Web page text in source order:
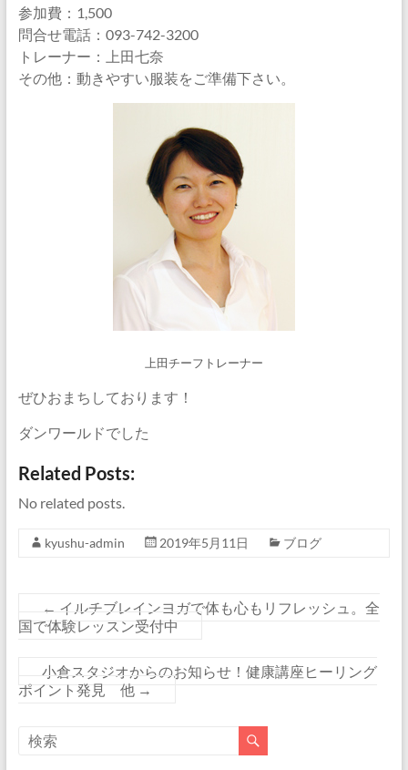
参加費：1,500
問合せ電話：093-742-3200
トレーナー：上田七奈
その他：動きやすい服装をご準備下さい。
上田チーフトレーナー
ぜひおまちしております！
ダンワールドでした
Related Posts:
No related posts.
kyushu-admin 2019年5月11日 ブログ
← イルチブレインヨガで体も心もリフレッシュ。全
国で体験レッスン受付中
小倉スタジオからのお知らせ！健康講座ヒーリング
ポイント発見 他 →